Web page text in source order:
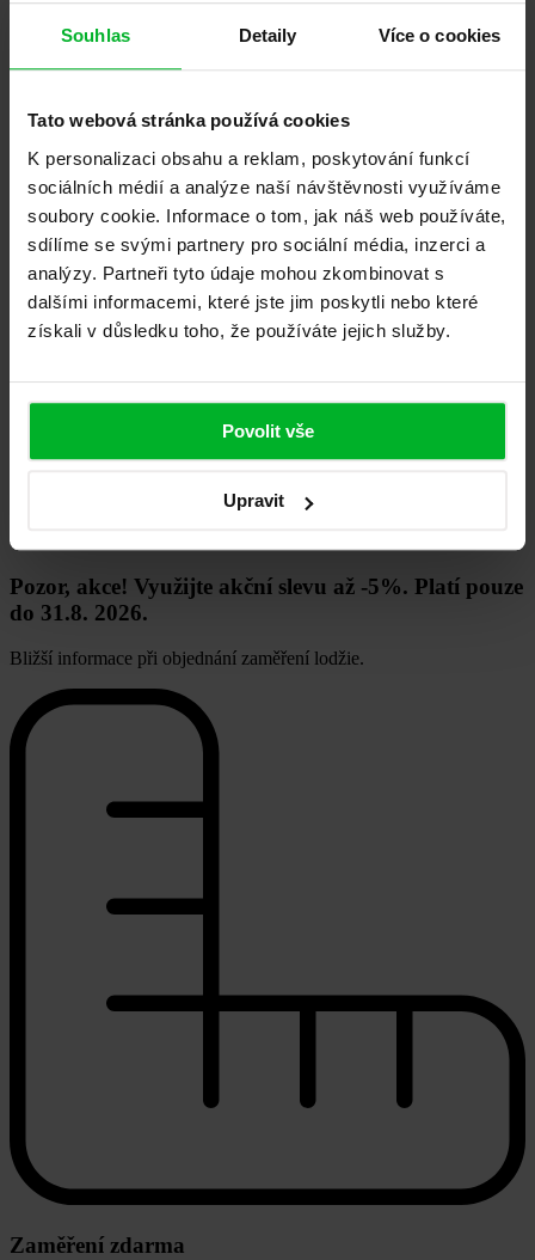
Souhlas Detaily Více o cookies
Tato webová stránka používá cookies
K personalizaci obsahu a reklam, poskytování funkcí
sociálních médií a analýze naší návštěvnosti využíváme
soubory cookie. Informace o tom, jak náš web používáte,
sdílíme se svými partnery pro sociální média, inzerci a
analýzy. Partneři tyto údaje mohou zkombinovat s
dalšími informacemi, které jste jim poskytli nebo které
získali v důsledku toho, že používáte jejich služby.
Povolit vše
Upravit
Fotografie lodžie (nepovinné)
Přetáhněte fotografii sem nebo kliknite a vyberte.
Maximální povolená velikost je 5 MB
osobních údajů
Pro odeslání je vyžadován souhlas
Pozor, akce! Využijte akční slevu až -5%. Platí pouze
do 31.8. 2026.
Bližší informace při objednání zaměření lodžie.
Zaměření zdarma